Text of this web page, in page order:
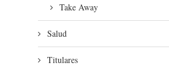
Take Away
Salud
Titulares